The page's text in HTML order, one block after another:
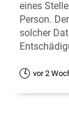
eines
Person.
solcher
vor 2